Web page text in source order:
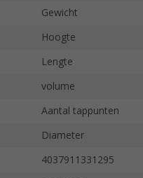
Gewicht
Hoogte
Lengte
volume
Aantal tappunten
Diameter
4037911331295